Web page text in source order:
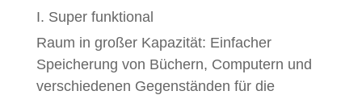
I. Super funktional
Raum in großer Kapazität: Einfacher
Speicherung von Büchern, Computern und
verschiedenen Gegenständen für die